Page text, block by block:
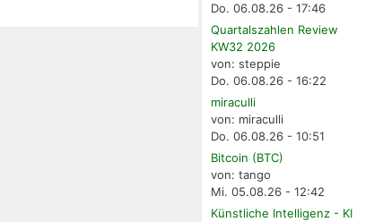
Do. 06.08.26 - 17:46
Quartalszahlen Review
KW32 2026
von: steppie
Do. 06.08.26 - 16:22
miraculli
von: miraculli
Do. 06.08.26 - 10:51
Bitcoin (BTC)
von: tango
Mi. 05.08.26 - 12:42
Künstliche Intelligenz - KI